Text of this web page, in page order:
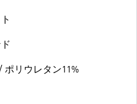
ポリウレタン11%